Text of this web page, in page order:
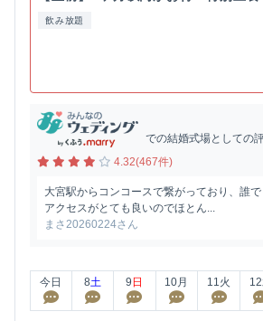
飲み放題
での結婚式場としての
4.32(467件)
大宮駅からコンコースで繋がっており、誰で
アクセスがとても良いのでほとん...
まさ20260224さん
今日 8土 9 日 10月 11火 12